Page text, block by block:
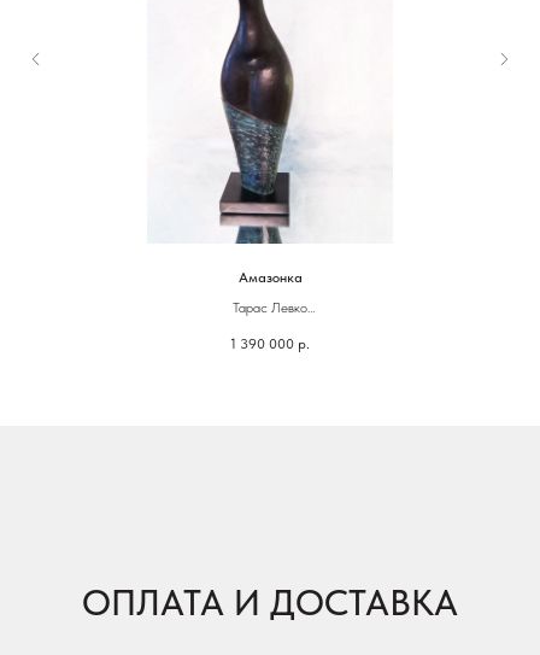
Амазонка
Тарас Левко
Бронза
1 390 000 р.
ОПЛАТА И ДОСТАВКА